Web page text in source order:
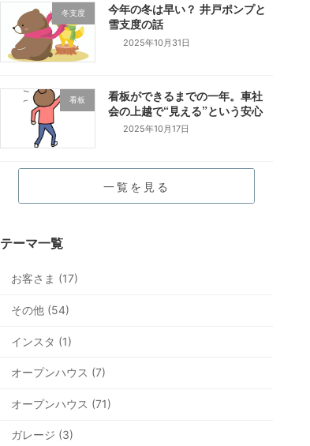
冬支度
今年の冬は早い？ 井戸ポンプと
雪支度の話
2025年10月31日
看板
看板ができるまでの一年。車社
会の上越で“見える”という安心
2025年10月17日
一覧を見る
テーマ一覧
お客さま (17)
その他 (54)
インスタ (1)
オープンハウス (7)
オープンハウス (71)
ガレージ (3)